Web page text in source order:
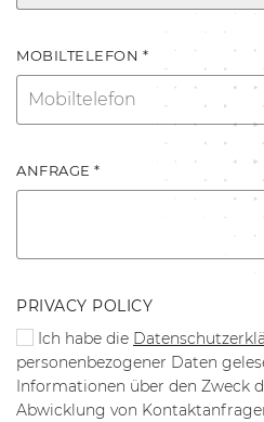
MOBILTELEFON *
ANFRAGE *
PRIVACY POLICY
Ich habe die
personenbezogener Daten
Informationen über den Zweck
Abwicklung von